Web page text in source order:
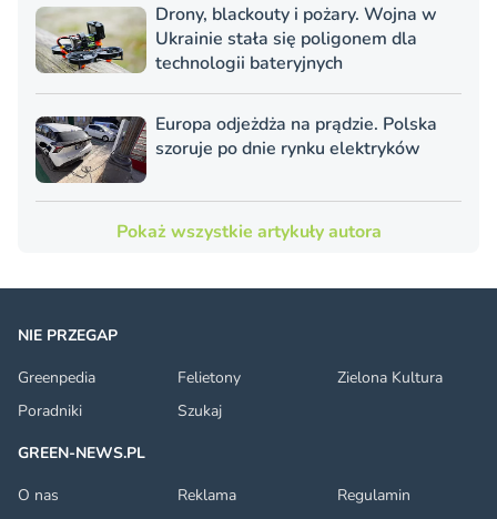
Drony, blackouty i pożary. Wojna w
Ukrainie stała się poligonem dla
technologii bateryjnych
Europa odjeżdża na prądzie. Polska
szoruje po dnie rynku elektryków
Pokaż wszystkie artykuły autora
NIE PRZEGAP
Greenpedia
Felietony
Zielona Kultura
Poradniki
Szukaj
GREEN-NEWS.PL
O nas
Reklama
Regulamin